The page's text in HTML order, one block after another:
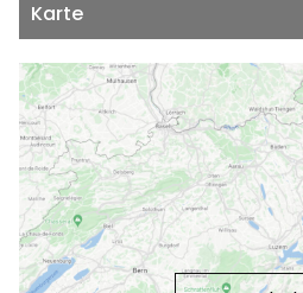
Karte